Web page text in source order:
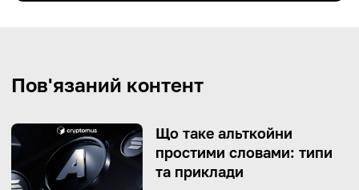
Пов'язаний контент
Що таке альткойни
простими словами: типи
та приклади